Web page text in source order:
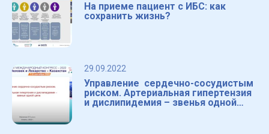
На приеме пациент с ИБС: как
сохранить жизнь?
29.09.2022
Управление сердечно-сосудистым
риском. Артериальная гипертензия
и дислипидемия – звенья одной